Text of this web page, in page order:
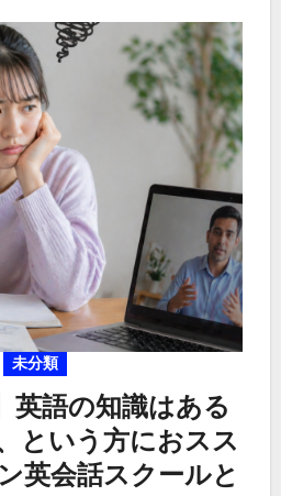
未分類
英語の知識はある
という方におスス
英会話スクールと